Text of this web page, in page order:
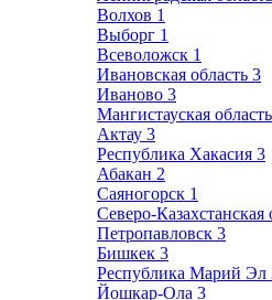
Волхов 1
Выборг 1
Всеволожск 1
Ивановская область 3
Иваново 3
Мангистауская область
Актау 3
Республика Хакасия 3
Абакан 2
Саяногорск 1
Северо-Казахстанская
Петропавловск 3
Бишкек 3
Республика Марий Эл
Йошкар-Ола 3